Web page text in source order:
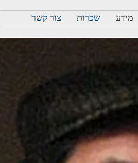
צור קשר שכרות מידע